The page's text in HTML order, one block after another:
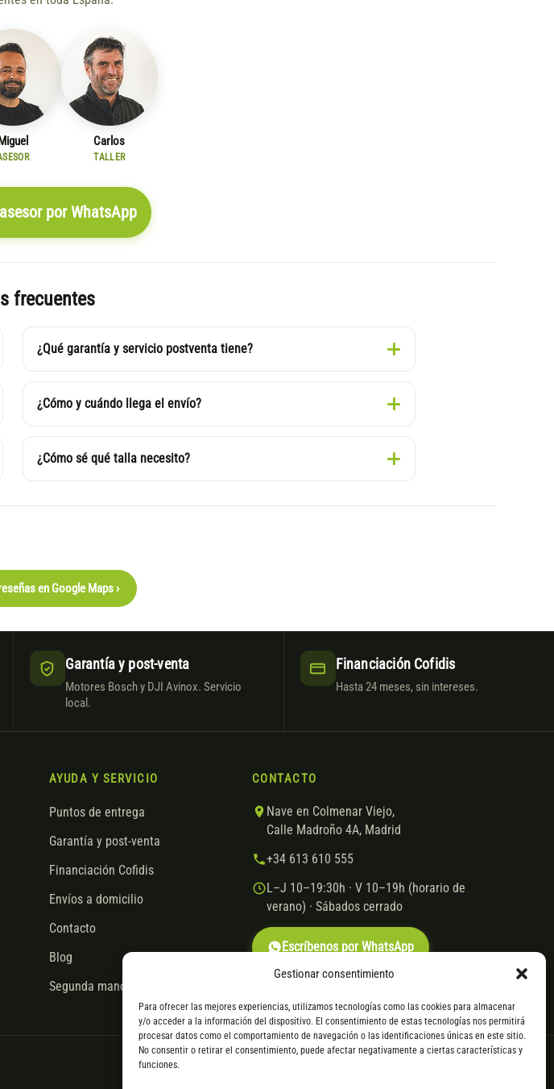
Gestionar consentimiento
Para ofrecer las mejores experiencias, utilizamos tecnologías como las cookies para almacenar
y/o acceder a la información del dispositivo. El consentimiento de estas tecnologías nos permitirá
procesar datos como el comportamiento de navegación o las identificaciones únicas en este sitio.
No consentir o retirar el consentimiento, puede afectar negativamente a ciertas características y
funciones.
Carlos
TALLER
por WhatsApp
frecuentes
¿Qué garantía y servicio postventa tiene?
¿Cómo y cuándo llega el envío?
¿Cómo sé qué talla necesito?
en Google Maps ›
Garantía y post-venta
Motores Bosch y DJI Avinox. Servicio
local.
Financiación Cofidis
Hasta 24 meses, sin intereses.
AYUDA Y SERVICIO
Puntos de entrega
Garantía y post-venta
Financiación Cofidis
Envíos a domicilio
Contacto
Blog
Segunda mano
CONTACTO
Nave en Colmenar Viejo,
Calle Madroño 4A, Madrid
+34 613 610 555
L–J 10–19:30h · V 10–19h (horario de
verano) · Sábados cerrado
Escríbenos por WhatsApp